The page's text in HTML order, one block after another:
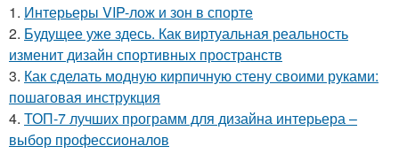
1. Интерьеры VIP-лож и зон в спорте
2. Будущее уже здесь. Как виртуальная реальность
изменит дизайн спортивных пространств
3. Как сделать модную кирпичную стену своими руками:
пошаговая инструкция
4. ТОП-7 лучших программ для дизайна интерьера –
выбор профессионалов